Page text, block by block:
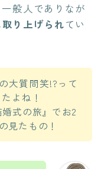
般人でありなが
り上げられてい
大質問笑!?って
よね！
式の旅』でお2
見たもの！